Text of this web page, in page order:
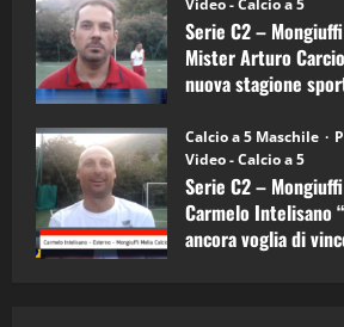
Serie C2 –
Mister Arturo
nuova stagione
Calcio a 5 Maschile
Video - Calcio a 5
Serie C2 –
Carmelo Intelisano
ancora voglia di
5 08/04/2026
1
“SportEmpire” in
(Martedi 05 Maggio
08/05/2026